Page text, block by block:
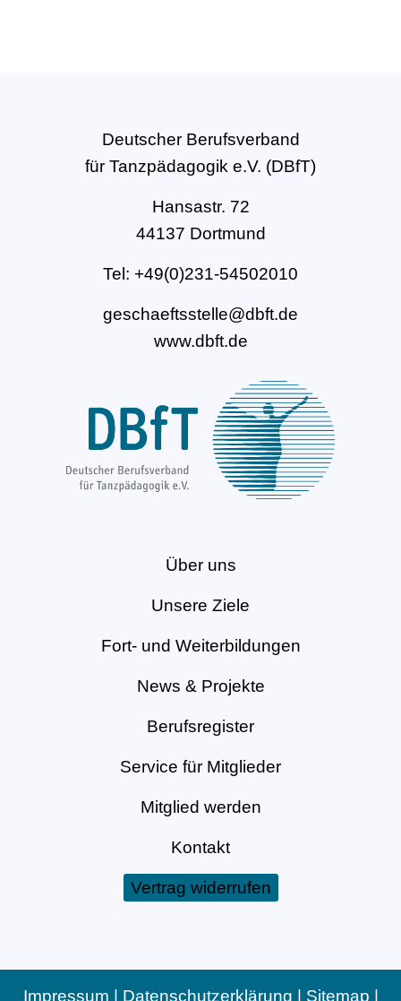
Deutscher Berufsverband
für Tanzpädagogik e.V. (DBfT)
Hansastr. 72
44137 Dortmund
Tel: +49(0)231-54502010
geschaeftsstelle@dbft.de
www.dbft.de
Über uns
Unsere Ziele
Fort- und Weiterbildungen
News & Projekte
Berufsregister
Service für Mitglieder
Mitglied werden
Kontakt
Vertrag widerrufen
Impressum Datenschutzerklärung Sitemap